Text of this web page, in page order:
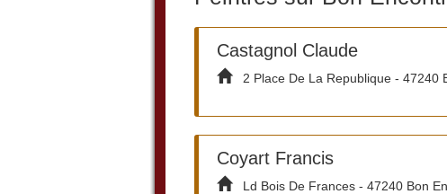
Castagnol Claude
2 Place De La Republique - 47240
Coyart Francis
Ld Bois De Frances - 47240 Bon